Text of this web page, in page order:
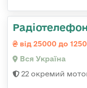
від 25000 до
Вся Україна
22 окремий